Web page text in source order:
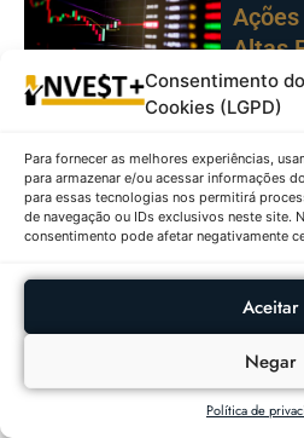
Consentimento
Cookies (LGPD)
Para fornecer as melhores experiências,
para armazenar e/ou acessar informações
para essas tecnologias nos permitirá
de navegação ou IDs exclusivos neste site.
consentimento pode afetar negativamente
Aceitar
Negar
Política de
Altas
05/08/
FUNDOS
Em